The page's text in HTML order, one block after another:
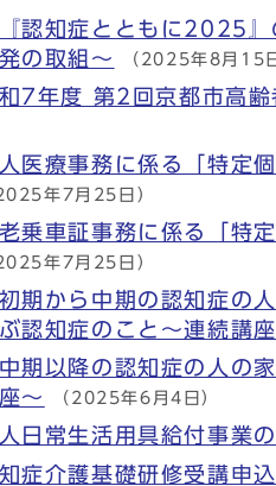
『認知症とともに2025
の取組～ （2025年8月15
7年度 第2回京都市高齢
医療事務に係る「特定
年7月25日）
乗車証事務に係る「特
年7月25日）
初期から中期の認知症の
認知症のこと～連続講
中期以降の認知症の人の
～ （2025年6月4日）
日常生活用具給付事業
症介護基礎研修受講申